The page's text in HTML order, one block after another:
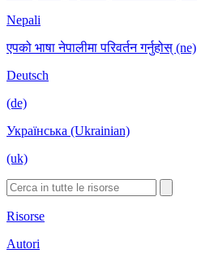
Nepali
एपको भाषा नेपालीमा परिवर्तन गर्नुहोस् (ne)
Deutsch
(de)
Українська (Ukrainian)
(uk)
Risorse
Autori